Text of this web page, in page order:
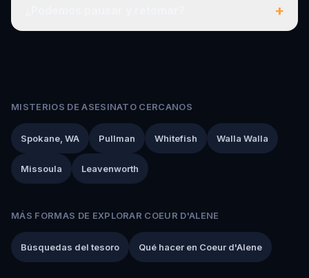
+
MISTERIOS DE ASESINATO CERCANOS
Spokane, WA Pullman Whitefish Walla Walla
Missoula Leavenworth
MÁS FORMAS DE EXPLORAR COEUR D'ALENE
Búsquedas del tesoro Qué hacer en Coeur d'Alene